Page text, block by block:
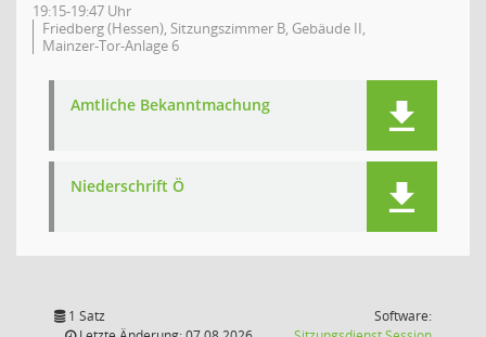
19:15-19:47 Uhr
Friedberg (Hessen), Sitzungszimmer B, Gebäude II,
Mainzer-Tor-Anlage 6
Amtliche Bekanntmachung
Niederschrift Ö
1 Satz
Software: